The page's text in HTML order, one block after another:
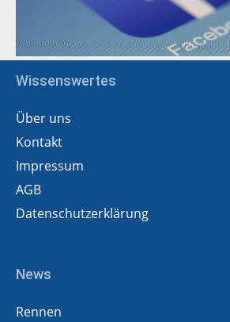
Wissenswertes
Über uns
Kontakt
Impressum
AGB
Datenschutzerklärung
News
Rennen